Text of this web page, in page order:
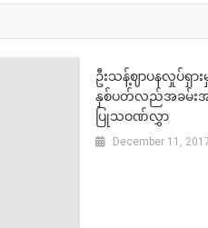
ဦးသန့်ဈာပနလှုပ်ရှား
နှစ်ပတ်လည်အခမ်းအ
ပြုသဝဏ်လွှာ
December 11,